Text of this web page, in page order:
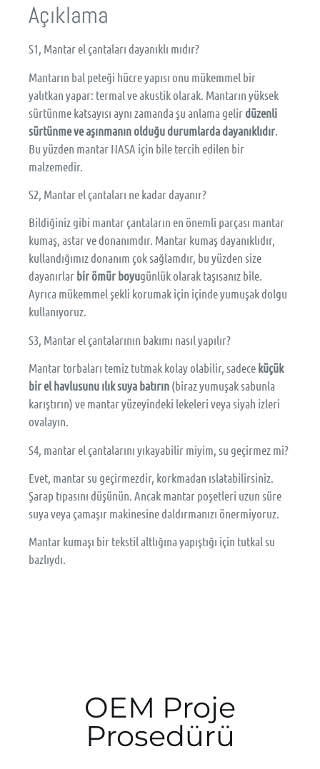
Açıklama
S1, Mantar el çantaları dayanıklı mıdır?
Mantarın bal peteği hücre yapısı onu mükemmel bir
yalıtkan yapar: termal ve akustik olarak. Mantarın yüksek
sürtünme katsayısı aynı zamanda şu anlama gelirdüzenli
sürtünme ve aşınmanın olduğu durumlarda dayanıklıdır
Bu yüzden mantar NASA için bile tercih edilen bir
malzemedir.
S2, Mantar el çantaları ne kadar dayanır?
Bildiğiniz gibi mantar çantaların en önemli parçası mantar
kumaş, astar ve donanımdır. Mantar kumaş dayanıklıdır,
kullandığımız donanım çok sağlamdır, bu yüzden size
dayanırlar bir ömür boyugünlük olarak taşısanız bile.
Ayrıca mükemmel şekli korumak için içinde yumuşak dolgu
kullanıyoruz.
S3, Mantar el çantalarının bakımı nasıl yapılır?
Mantar torbaları temiz tutmak kolay olabilir, sadece küçük
bir el havlusunu ılık suya batırın (biraz yumuşak sabunla
karıştırın) ve mantar yüzeyindeki lekeleri veya siyah izleri
ovalayın.
S4, mantar el çantalarını yıkayabilir miyim, su geçirmez mi?
Evet, mantar su geçirmezdir, korkmadan ıslatabilirsiniz.
Şarap tıpasını düşünün. Ancak mantar poşetleri uzun süre
suya veya çamaşır makinesine daldırmanızı önermiyoruz.
Mantar kumaşı bir tekstil altlığına yapıştığı için tutkal su
bazlıydı.
OEM Proje
Prosedürü